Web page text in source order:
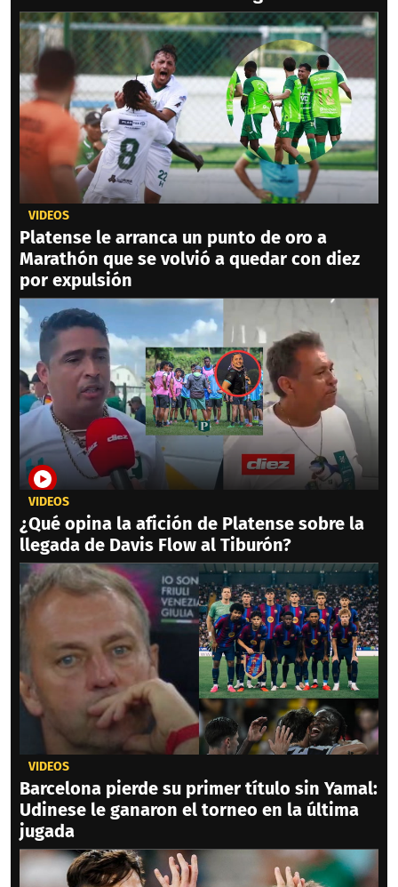
VIDEOS
Platense le arranca un punto de oro a
Marathón que se volvió a quedar con diez
por expulsión
VIDEOS
¿Qué opina la afición de Platense sobre la
llegada de Davis Flow al Tiburón?
VIDEOS
Barcelona pierde su primer título sin Yamal:
Udinese le ganaron el torneo en la última
jugada